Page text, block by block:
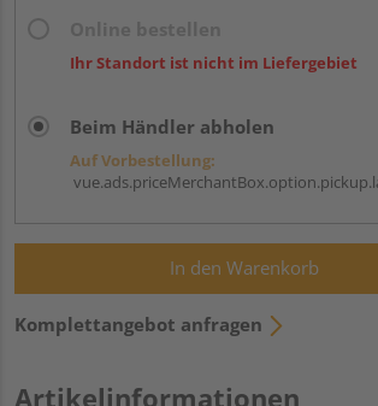
Ihr Standort ist nicht im Liefergebiet
Beim Händler abholen
Auf Vorbestellung:
In den Warenkorb
Komplettangebot anfragen
Artikelinformationen